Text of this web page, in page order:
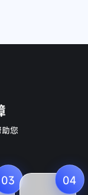
您
03 04